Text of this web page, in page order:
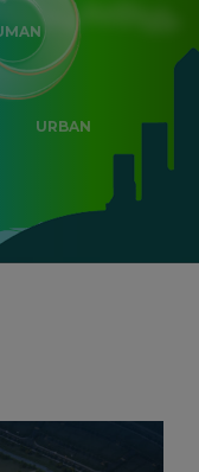
URBAN